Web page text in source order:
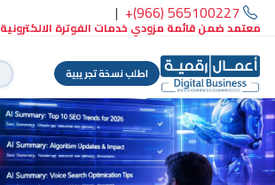
+(966) 565100227
|
معتمد ضمن قائمة مزودي خدمات الفوترة الالكترونية
اطلب نسخة تجريبية